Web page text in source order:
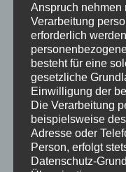
Lastfall negativer
Wasserdruck – die
unterschätzte Gefahr!
3. April 2019
In "was gibt es Neues?"
Anspruch nehmen
Verarbeitung
erforderlich
besteht für eine
gesetzliche
Einwilligung der
Die Verarbeitung
beispielsweise
Adresse oder
Person, erfolgt
Datenschutz-